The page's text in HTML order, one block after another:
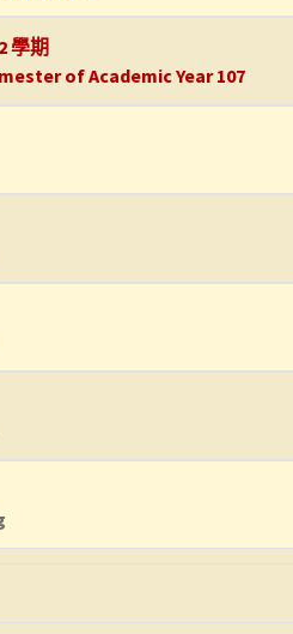
學期
of Academic Year 107